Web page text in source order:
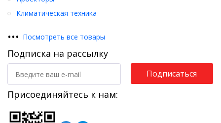
Климатическая техника
••• Посмотреть все товары
Подписка на рассылку
Подписаться
Присоединяйтесь к нам: